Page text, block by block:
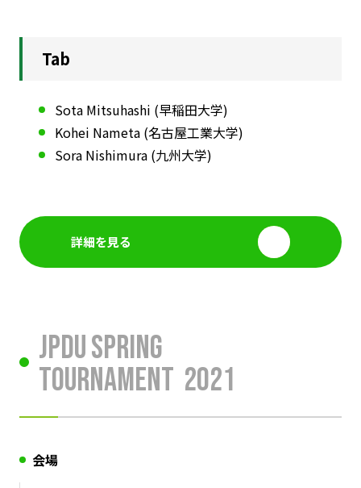
Tab
Sota Mitsuhashi (早稲田大学)
Kohei Nameta (名古屋工業大学)
Sora Nishimura (九州大学)
詳細を見る
JPDU Spring
Tournament 2021
会場